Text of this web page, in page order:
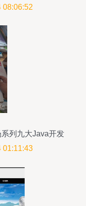
08:06:52
列九大Java开发
径
01:11:43